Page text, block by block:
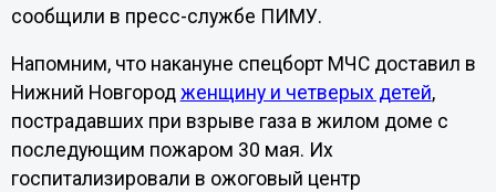
сообщили в пресс-службе ПИМУ.
Напомним, что накануне спецборт МЧС доставил в
Нижний Новгород женщину и четверых детей,
пострадавших при взрыве газа в жилом доме с
последующим пожаром 30 мая. Их
госпитализировали в ожоговый центр